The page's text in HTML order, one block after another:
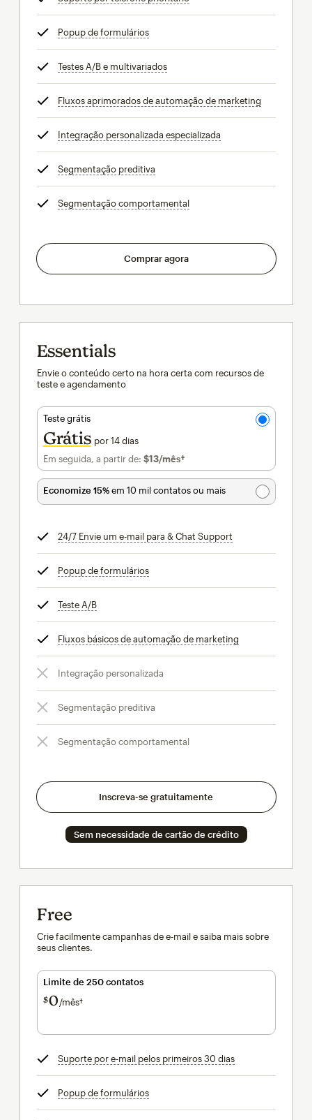
Popup de formuláriosdica
Testes A/B e multivariadosdica
Fluxos aprimorados de automação de marketing
Integração personalizada especializada
Segmentação preditiva
Segmentação comportamentaldica
Comprar agora
Essentials
Envie o conteúdo certo na hora certa com recursos de
teste e agendamento
Teste grátis
Grátis por 14 dias
Em seguida, a partir de: $13/mês†por mês†
Economize 15%em 10 mil contatos ou mais
24/7 Envie um e-mail para & Chat Support
Popup de formuláriosdica
Teste A/Bdica
Fluxos básicos de automação de marketing
Integração personalizada
Segmentação preditiva
Segmentação comportamental
Inscreva-se gratuitamente
Sem necessidade de cartão de crédito
Free
Crie facilmente campanhas de e-mail e saiba mais sobre
seus clientes.
Limite de 250 contatos
$0 /mês†por mês†
Suporte por e-mail pelos primeiros 30 diasdica
Popup de formuláriosdica